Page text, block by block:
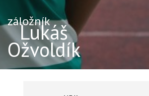
záložník
Lukáš
Ožvoldík